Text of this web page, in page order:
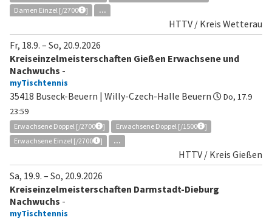
Damen Einzel [/2700
] ...
HTTV / Kreis Wetterau
Fr, 18.9. – So, 20.9.2026
Kreiseinzelmeisterschaften Gießen Erwachsene und
Nachwuchs -
myTischtennis
35418 Buseck-Beuern | Willy-Czech-Halle Beuern
Do, 17.9
23:59
Erwachsene Doppel [/2700 ] Erwachsene Doppel [/1500
]
Erwachsene Einzel [/2700
] ...
HTTV / Kreis Gießen
Sa, 19.9. – So, 20.9.2026
Kreiseinzelmeisterschaften Darmstadt-Dieburg
Nachwuchs -
myTischtennis